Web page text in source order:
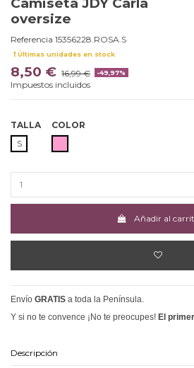
Camiseta JDY Carla
oversize
Referencia 15356228.ROSA.S
Últimas unidades en stock
8,50 € 16,99 € -49,97%
Impuestos incluidos
TALLA
S
COLOR
Añadir al
Envío GRATIS a toda la Península.
Y si no te convence ¡No te preocupes! El
Descripción